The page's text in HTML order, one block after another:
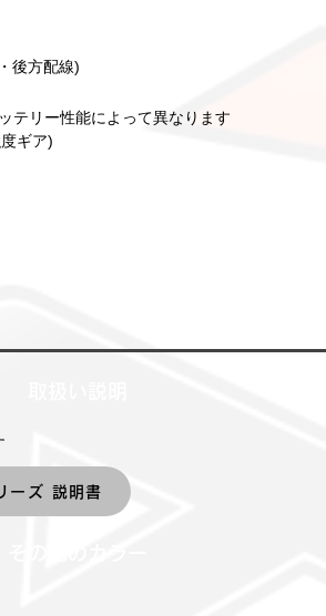
後方配線)
テリー性能によって異なります
ギア)
ズ 説明書